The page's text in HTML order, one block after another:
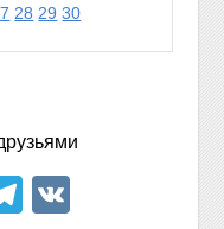
28 29 30
Telegram